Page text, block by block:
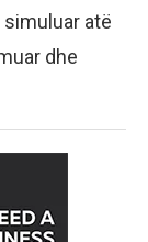
atë
dhe